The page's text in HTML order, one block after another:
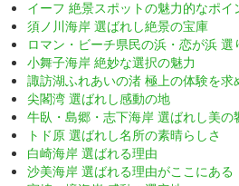
イーフ 絶景スポットの魅力的なポイ
須ノ川海岸 選ばれし絶景の宝庫
ロマン・ビーチ県民の浜・恋が浜 選
小舞子海岸 絶妙な選択の魅力
諏訪湖ふれあいの渚 極上の体験を求
尖閣湾 選ばれし感動の地
牛臥・島郷・志下海岸 選ばれし美の
トド原 選ばれし名所の素晴らしさ
白崎海岸 選ばれる理由
沙美海岸 選ばれる理由がここにある